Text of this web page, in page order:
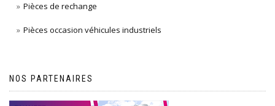
Pièces de rechange
Pièces occasion véhicules industriels
NOS PARTENAIRES